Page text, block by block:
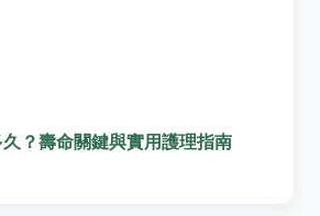
？壽命關鍵與實用護理指南